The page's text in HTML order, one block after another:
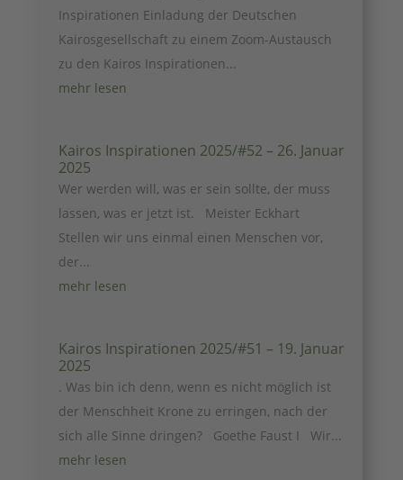
Inspirationen Einladung der Deutschen
Kairosgesellschaft zu einem Zoom-Austausch
zu den Kairos Inspirationen...
mehr lesen
Kairos Inspirationen 2025/#52 – 26. Januar
2025
Wer werden will, was er sein sollte, der muss
lassen, was er jetzt ist. Meister Eckhart
Stellen wir uns einmal einen Menschen vor,
der...
mehr lesen
Kairos Inspirationen 2025/#51 – 19. Januar
2025
. Was bin ich denn, wenn es nicht möglich ist
der Menschheit Krone zu erringen, nach der
sich alle Sinne dringen? Goethe Faust I Wir...
mehr lesen